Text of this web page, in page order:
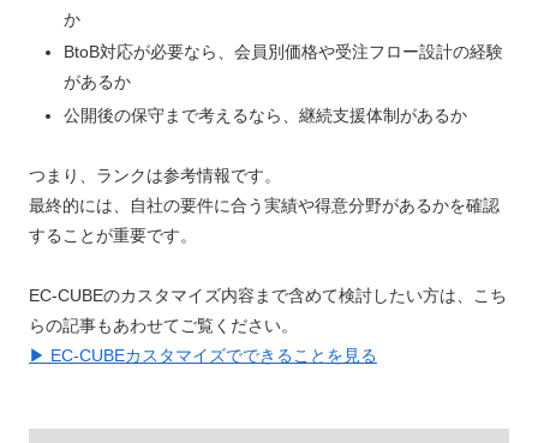
か
BtoB対応が必要なら、会員別価格や受注フロー設計の経験
があるか
公開後の保守まで考えるなら、継続支援体制があるか
つまり、ランクは参考情報です。
最終的には、自社の要件に合う実績や得意分野があるかを確認
することが重要です。
EC-CUBEのカスタマイズ内容まで含めて検討したい方は、こち
らの記事もあわせてご覧ください。
▶ EC-CUBEカスタマイズでできることを見る